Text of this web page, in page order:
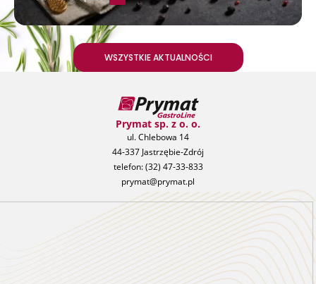
WSZYSTKIE AKTUALNOŚCI
Prymat sp. z o. o.
ul. Chlebowa 14
44-337 Jastrzębie-Zdrój
telefon:(32) 47-33-833
prymat@prymat.pl